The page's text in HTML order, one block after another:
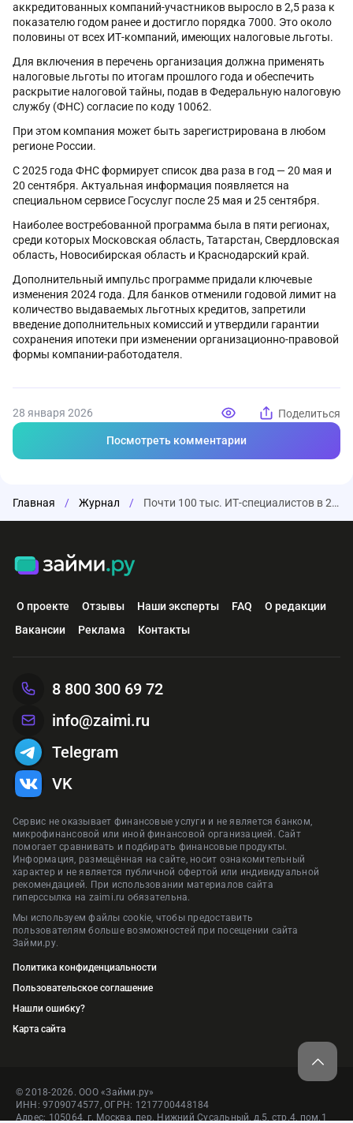
аккредитованных компаний-участников выросло в 2,5 раза к
показателю годом ранее и достигло порядка 7000. Это около
половины от всех ИТ-компаний, имеющих налоговые льготы.
Для включения в перечень организация должна применять
налоговые льготы по итогам прошлого года и обеспечить
раскрытие налоговой тайны, подав в Федеральную налоговую
службу (ФНС) согласие по коду 10062.
При этом компания может быть зарегистрирована в любом
регионе России.
С 2025 года ФНС формирует список два раза в год — 20 мая и
20 сентября. Актуальная информация появляется на
специальном сервисе Госуслуг после 25 мая и 25 сентября.
Наиболее востребованной программа была в пяти регионах,
среди которых Московская область, Татарстан, Свердловская
область, Новосибирская область и Краснодарский край.
Дополнительный импульс программе придали ключевые
изменения 2024 года. Для банков отменили годовой лимит на
количество выдаваемых льготных кредитов, запретили
введение дополнительных комиссий и утвердили гарантии
сохранения ипотеки при изменении организационно-правовой
формы компании-работодателя.
28 января 2026 Поделиться
Посмотреть комментарии
Главная / Журнал / Почти 100 тыс. ИТ-специалистов в 2025 году купили жилье по льготной ипотеке
О проекте Отзывы Наши эксперты FAQ
О редакции
Вакансии
Реклама Контакты
Сервис не оказывает финансовые услуги и не является банком,
микрофинансовой или иной финансовой организацией. Сайт
помогает сравнивать и подбирать финансовые продукты.
Информация, размещённая на сайте, носит ознакомительный
характер и не является публичной офертой или индивидуальной
рекомендацией. При использовании материалов сайта
гиперссылка на zaimi.ru обязательна.
Мы используем файлы cookie, чтобы предоставить
пользователям больше возможностей при посещении сайта
Займи.ру.
Политика конфиденциальности
Пользовательское соглашение
Нашли ошибку?
Карта сайта
8 800 300 69 72
info@zaimi.ru
Telegram
VK
© 2018-2026. ООО «Займи.ру»
ИНН: 9709074577, ОГРН: 1217700448184
Адрес: 105064, г. Москва, пер. Нижний Сусальный, д.5, стр.4, пом.1